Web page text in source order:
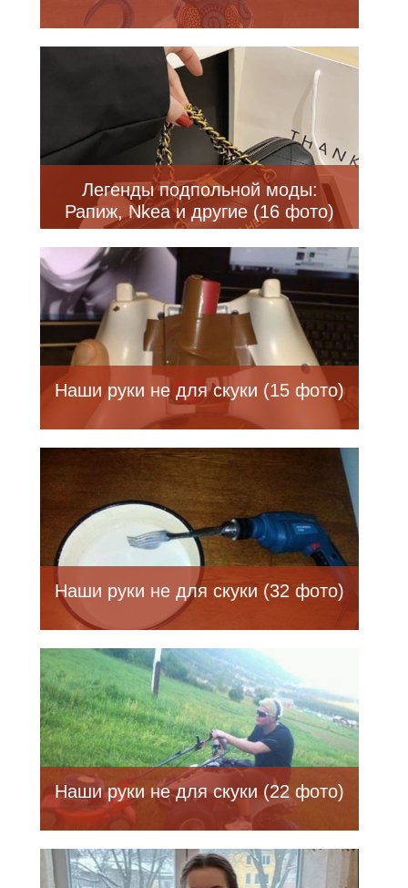
Легенды подпольной моды:
Рапиж, Nkea и другие (16 фото)
Наши руки не для скуки (15 фото)
Наши руки не для скуки (32 фото)
Наши руки не для скуки (22 фото)